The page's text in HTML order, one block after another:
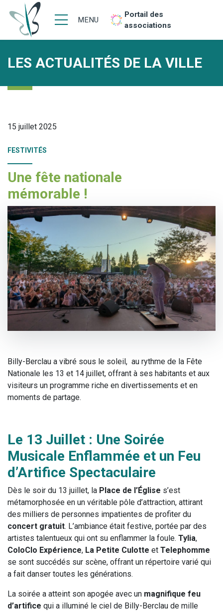
MENU
Portail des
associations
LES ACTUALITÉS DE LA VILLE
15 juillet 2025
FESTIVITÉS
Une fête nationale
mémorable !
Billy-Berclau a vibré sous le soleil, au rythme de la Fête
Nationale les 13 et 14 juillet, offrant à ses habitants et aux
visiteurs un programme riche en divertissements et en
moments de partage.
Le 13 Juillet : Une Soirée
Musicale Enflammée et un Feu
d’Artifice Spectaculaire
Dès le soir du 13 juillet, la Place de l’Église s’est
métamorphosée en un véritable pôle d’attraction, attirant
des milliers de personnes impatientes de profiter du
concert gratuit. L’ambiance était festive, portée par des
artistes talentueux qui ont su enflammer la foule. Tylia,
ColoClo Expérience, La Petite Culotte et Telephomme
se sont succédés sur scène, offrant un répertoire varié qui
a fait danser toutes les générations.
La soirée a atteint son apogée avec un magnifique feu
d’artifice qui a illuminé le ciel de Billy-Berclau de mille